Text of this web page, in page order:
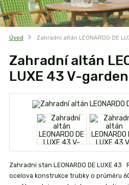
Úvod Zahradní altán LEONARDO DE
Zahradní altán
LUXE 43 V-garden
Zahradní stan LEONARDO DE LUXE
ocelova konstrukce trubky o průměru